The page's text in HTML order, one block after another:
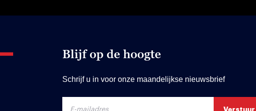
Blijf op de hoogte
Schrijf u in voor onze maandelijkse nieuwsbrief